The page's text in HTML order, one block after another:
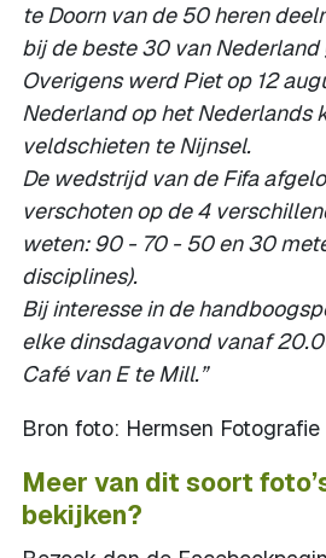
te Doorn van de 50 heren
bij de beste 30 van
Overigens werd Piet op 12
Nederland op het Nederlands
veldschieten te Nijnsel.
De wedstrijd van de Fifa
verschoten op de 4
weten: 90 - 70 - 50 en 30
disciplines).
Bij interesse in de
elke dinsdagavond vanaf
Café van E te Mill.”
Bron foto: Hermsen Fotografie
Meer van dit soort
bekijken?